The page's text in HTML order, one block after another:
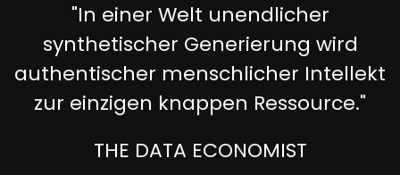
"In einer Welt unendlicher
synthetischer Generierung wird
authentischer menschlicher Intellekt
zur einzigen knappen Ressource."
THE DATA ECONOMIST